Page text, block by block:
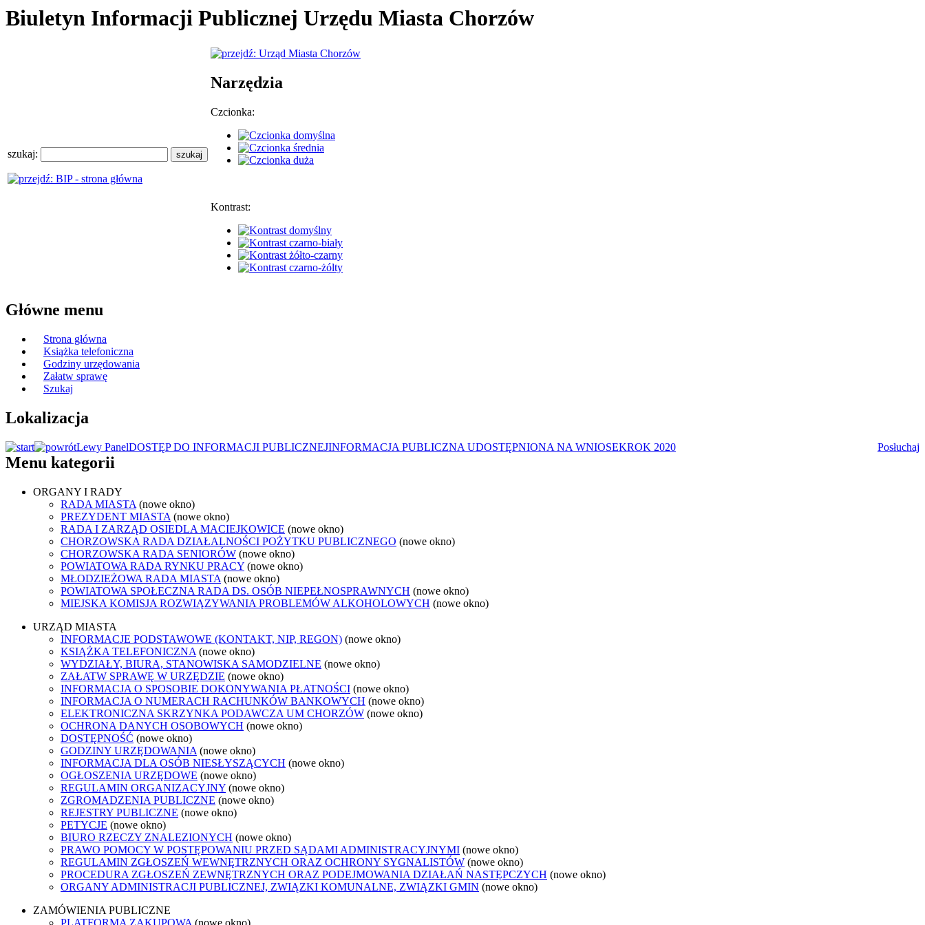
Biuletyn Informacji Publicznej Urzędu Miasta Chorzów
szukaj:
Narzędzia
Czcionka:
Kontrast:
Główne menu
Strona główna
Książka telefoniczna
Godziny urzędowania
Załatw sprawę
Szukaj
Lokalizacja
Posłuchaj
Lewy PanelDOSTĘP DO INFORMACJI PUBLICZNEJINFORMACJA PUBLICZNA UDOSTĘPNIONA NA WNIOSEKROK 2020
Menu kategorii
ORGANY I RADY
RADA MIASTA (nowe okno)
PREZYDENT MIASTA (nowe okno)
RADA I ZARZĄD OSIEDLA MACIEJKOWICE (nowe okno)
CHORZOWSKA RADA DZIAŁALNOŚCI POŻYTKU PUBLICZNEGO (nowe okno)
CHORZOWSKA RADA SENIORÓW (nowe okno)
POWIATOWA RADA RYNKU PRACY (nowe okno)
MŁODZIEŻOWA RADA MIASTA (nowe okno)
POWIATOWA SPOŁECZNA RADA DS. OSÓB NIEPEŁNOSPRAWNYCH (nowe okno)
MIEJSKA KOMISJA ROZWIĄZYWANIA PROBLEMÓW ALKOHOLOWYCH (nowe okno)
URZĄD MIASTA
INFORMACJE PODSTAWOWE (KONTAKT, NIP, REGON) (nowe okno)
KSIĄŻKA TELEFONICZNA (nowe okno)
WYDZIAŁY, BIURA, STANOWISKA SAMODZIELNE (nowe okno)
ZAŁATW SPRAWĘ W URZĘDZIE (nowe okno)
INFORMACJA O SPOSOBIE DOKONYWANIA PŁATNOŚCI (nowe okno)
INFORMACJA O NUMERACH RACHUNKÓW BANKOWYCH (nowe okno)
ELEKTRONICZNA SKRZYNKA PODAWCZA UM CHORZÓW (nowe okno)
OCHRONA DANYCH OSOBOWYCH (nowe okno)
DOSTĘPNOŚĆ (nowe okno)
GODZINY URZĘDOWANIA (nowe okno)
INFORMACJA DLA OSÓB NIESŁYSZĄCYCH (nowe okno)
OGŁOSZENIA URZĘDOWE (nowe okno)
REGULAMIN ORGANIZACYJNY (nowe okno)
ZGROMADZENIA PUBLICZNE (nowe okno)
REJESTRY PUBLICZNE (nowe okno)
PETYCJE (nowe okno)
BIURO RZECZY ZNALEZIONYCH (nowe okno)
PRAWO POMOCY W POSTĘPOWANIU PRZED SĄDAMI ADMINISTRACYJNYMI (nowe okno)
REGULAMIN ZGŁOSZEŃ WEWNĘTRZNYCH ORAZ OCHRONY SYGNALISTÓW (nowe okno)
PROCEDURA ZGŁOSZEŃ ZEWNĘTRZNYCH ORAZ PODEJMOWANIA DZIAŁAŃ NASTĘPCZYCH (nowe okno)
ORGANY ADMINISTRACJI PUBLICZNEJ, ZWIĄZKI KOMUNALNE, ZWIĄZKI GMIN (nowe okno)
ZAMÓWIENIA PUBLICZNE
PLATFORMA ZAKUPOWA (nowe okno)